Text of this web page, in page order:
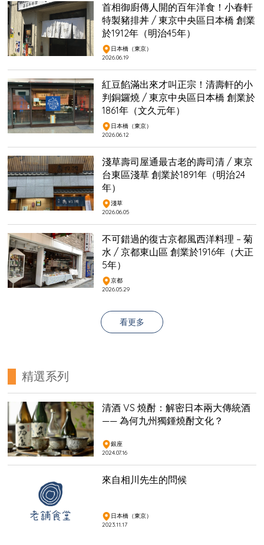
首相御廚傳人開的百年洋食！小春軒
特製豬排丼 / 東京中央區日本橋 創業
於1912年（明治45年）
日本橋（東京）
2026.06.19
紅豆餡滿出來才叫正宗！清壽軒的小
判銅鑼燒 / 東京中央區日本橋 創業於
1861年（文久元年）
日本橋（東京）
2026.06.12
淺草壽司屋通最古老的壽司清 / 東京
台東區淺草 創業於1891年（明治24
年）
淺草
2026.06.05
不可錯過的復古京都風西洋料理 – 菊
水 / 京都東山區 創業於1916年（大正
5年）
京都
2026.05.29
看更多
精選系列
清酒 VS 燒酎：解密日本兩大傳統酒
—— 為何九州獨鍾燒酎文化？
銀座
2024.07.16
來自相川先生的問候
日本橋（東京）
2023.11.17